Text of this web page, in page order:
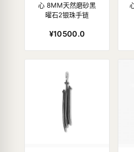
心 8MM天然磨砂黑
曜石2银珠手链
¥10500.0